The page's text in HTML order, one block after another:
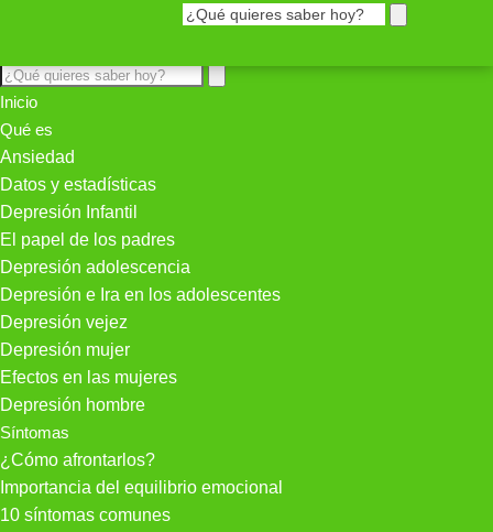
Inicio
Qué es
Ansiedad
Datos y estadísticas
Depresión Infantil
El papel de los padres
Depresión adolescencia
Depresión e Ira en los adolescentes
Depresión vejez
Depresión mujer
Efectos en las mujeres
Depresión hombre
Síntomas
¿Cómo afrontarlos?
Importancia del equilibrio emocional
10 síntomas comunes